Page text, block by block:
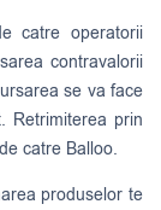
catre operatorii
contravalorii
se va face
Retrimiterea prin
catre Balloo.
produselor te